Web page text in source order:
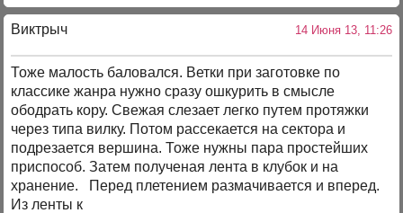
Виктрыч 14 Июня 13, 11:26
Тоже малость баловался. Ветки при заготовке по
классике жанра нужно сразу ошкурить в смысле
ободрать кору. Свежая слезает легко путем протяжки
через типа вилку. Потом рассекается на сектора и
подрезается вершина. Тоже нужны пара простейших
приспособ. Затем полученая лента в клубок и на
хранение. Перед плетением размачивается и вперед.
Из ленты к